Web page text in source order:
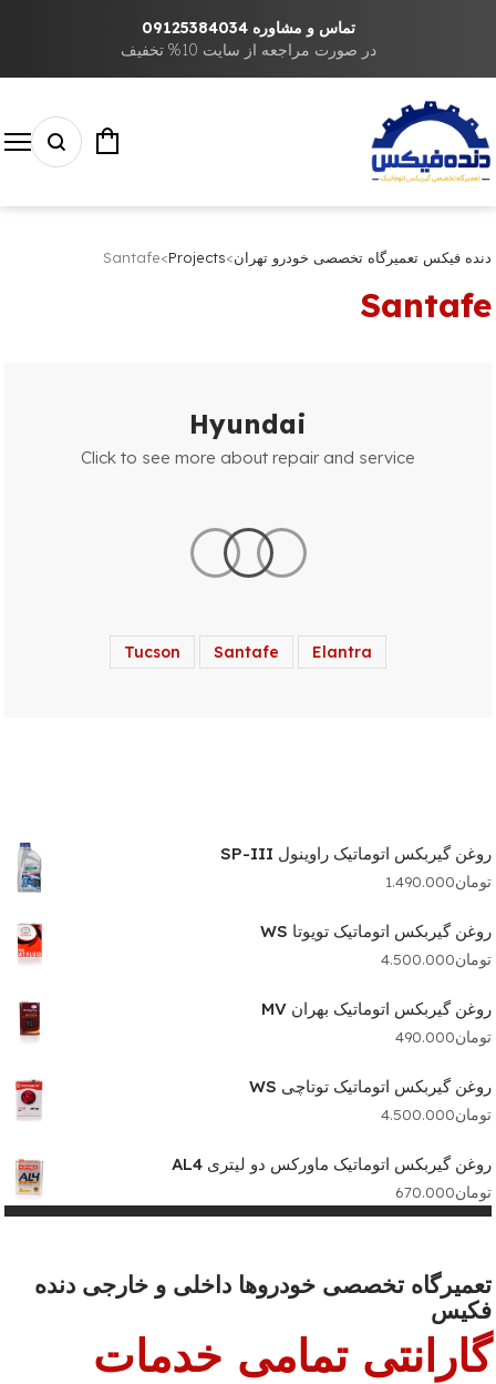
تماس و مشاوره 09125384034
در صورت مراجعه از سایت 10% تخفیف
دنده فیکس تعمیرگاه تخصصی خودرو تهران>
Projects
>
Santafe
Santafe
Hyundai
Click to see more about repair and service
Elantra
Santafe
Tucson
روغن گیربکس اتوماتیک راوینول SP-III
تومان1.490.000
روغن گیربکس اتوماتیک تویوتا WS
تومان4.500.000
روغن گیربکس اتوماتیک بهران MV
تومان490.000
روغن گیربکس اتوماتیک توتاچی WS
تومان4.500.000
روغن گیربکس اتوماتیک ماورکس دو لیتری AL4
تومان670.000
تعمیرگاه تخصصی خودروها داخلی و خارجی دنده
فکیس
گارانتی تمامی خدمات